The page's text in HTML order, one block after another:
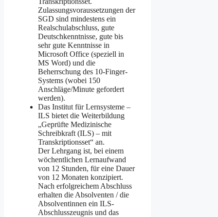
Zulassungsvoraussetzungen der
SGD sind mindestens ein
Realschulabschluss, gute
Deutschkenntnisse, gute bis
sehr gute Kenntnisse in
Microsoft Office (speziell in
MS Word) und die
Beherrschung des 10-Finger-
Systems (wobei 150
Anschläge/Minute gefordert
werden).
Das Institut für Lernsysteme –
ILS bietet die Weiterbildung
„Geprüfte Medizinische
Schreibkraft (ILS) – mit
Transkriptionsset“ an.
Der Lehrgang ist, bei einem
wöchentlichen Lernaufwand
von 12 Stunden, für eine Dauer
von 12 Monaten konzipiert.
Nach erfolgreichem Abschluss
erhalten die Absolventen / die
Absolventinnen ein ILS-
Abschlusszeugnis und das